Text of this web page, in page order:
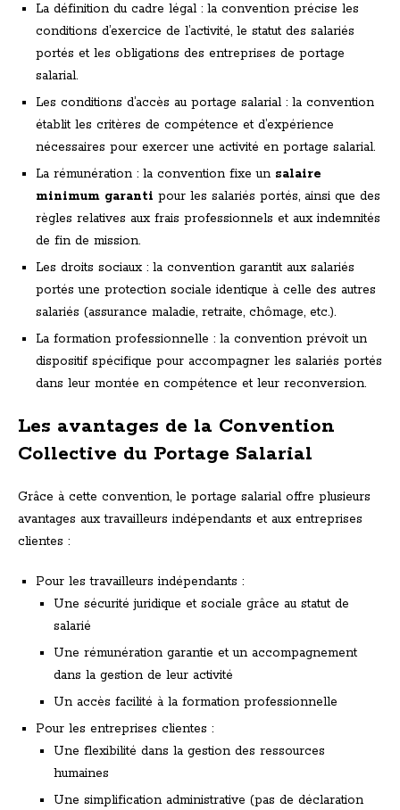
La définition du cadre légal : la convention précise les
conditions d’exercice de l’activité, le statut des salariés
portés et les obligations des entreprises de portage
salarial.
Les conditions d’accès au portage salarial : la convention
établit les critères de compétence et d’expérience
nécessaires pour exercer une activité en portage salarial.
La rémunération : la convention fixe un salaire
minimum garanti pour les salariés portés, ainsi que des
règles relatives aux frais professionnels et aux indemnités
de fin de mission.
Les droits sociaux : la convention garantit aux salariés
portés une protection sociale identique à celle des autres
salariés (assurance maladie, retraite, chômage, etc.).
La formation professionnelle : la convention prévoit un
dispositif spécifique pour accompagner les salariés portés
dans leur montée en compétence et leur reconversion.
Les avantages de la Convention
Collective du Portage Salarial
Grâce à cette convention, le portage salarial offre plusieurs
avantages aux travailleurs indépendants et aux entreprises
clientes :
Pour les travailleurs indépendants :
Une sécurité juridique et sociale grâce au statut de
salarié
Une rémunération garantie et un accompagnement
dans la gestion de leur activité
Un accès facilité à la formation professionnelle
Pour les entreprises clientes :
Une flexibilité dans la gestion des ressources
humaines
Une simplification administrative (pas de déclaration